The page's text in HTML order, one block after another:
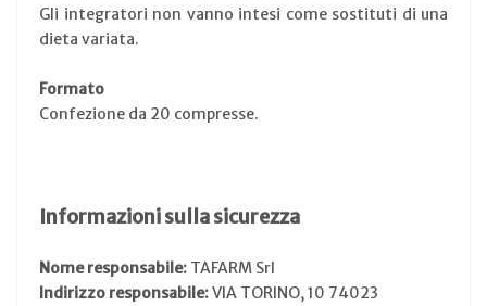
Gli integratori non vanno intesi come sostituti di una
dieta variata.
Formato
Confezione da 20 compresse.
Informazioni sulla sicurezza
Nome responsabile: TAFARM Srl
Indirizzo responsabile:VIA TORINO, 10 74023